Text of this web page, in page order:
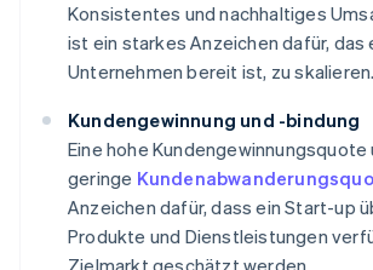
Konsistentes und nachhaltiges
ist ein starkes Anzeichen dafür, das
Unternehmen bereit ist, zu skalieren.
Kundengewinnung und -bindung
Eine hohe Kundengewinnungsquote
geringe
Anzeichen dafür, dass ein Start-up
Produkte und Dienstleistungen